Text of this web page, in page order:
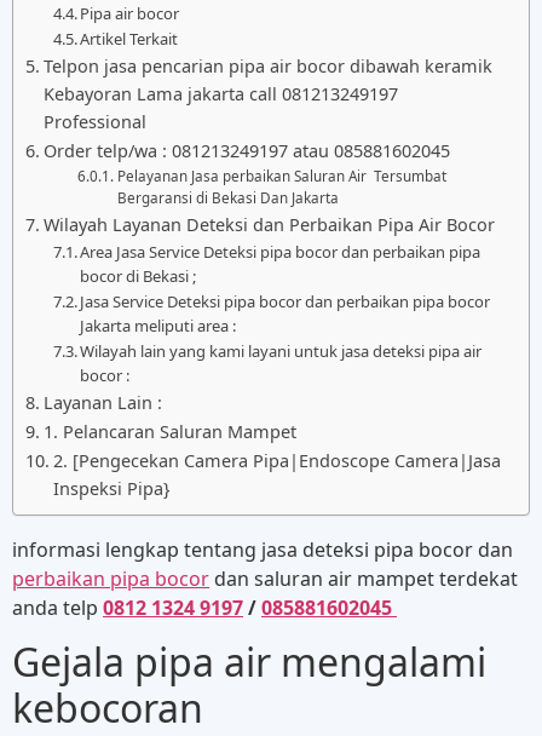
Pipa air bocor
Artikel Terkait
Telpon jasa pencarian pipa air bocor dibawah keramik
Kebayoran Lama jakarta call 081213249197
Professional
Order telp/wa : 081213249197 atau 085881602045
Pelayanan Jasa perbaikan Saluran Air Tersumbat
Bergaransi di Bekasi Dan Jakarta
Wilayah Layanan Deteksi dan Perbaikan Pipa Air Bocor
Area Jasa Service Deteksi pipa bocor dan perbaikan pipa
bocor di Bekasi ;
Jasa Service Deteksi pipa bocor dan perbaikan pipa bocor
Jakarta meliputi area :
Wilayah lain yang kami layani untuk jasa deteksi pipa air
bocor :
Layanan Lain :
1. Pelancaran Saluran Mampet
2. [Pengecekan Camera Pipa|Endoscope Camera|Jasa
Inspeksi Pipa}
informasi lengkap tentang jasa deteksi pipa bocor dan
perbaikan pipa bocor dan saluran air mampet terdekat
anda telp 0812 1324 9197/085881602045
Gejala pipa air mengalami
kebocoran